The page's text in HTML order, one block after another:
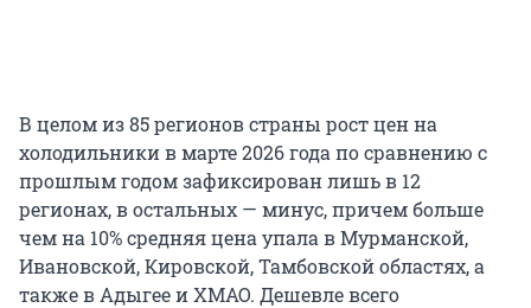
В целом из 85 регионов страны рост цен на
холодильники в марте 2026 года по сравнению с
прошлым годом зафиксирован лишь в 12
регионах, в остальных — минус, причем больше
чем на 10% средняя цена упала в Мурманской,
Ивановской, Кировской, Тамбовской областях, а
также в Адыгее и ХМАО. Дешевле всего